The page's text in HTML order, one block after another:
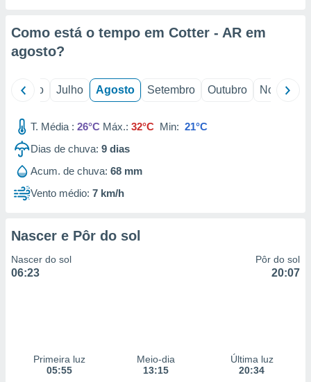
através
estudos
de
Como está o tempo em Cotter - AR em
agosto?
Junho Julho Agosto Setembro Outubro Novembro
T. Média : 26°C Máx.: 32°C Min: 21°C
Dias de chuva: 9 dias
Acum. de chuva: 68 mm
Vento médio: 7 km/h
Nascer e Pôr do sol
Nascer do sol
06:23
Pôr do sol
20:07
Primeira luz
05:55
Meio-dia
13:15
Última luz
20:34